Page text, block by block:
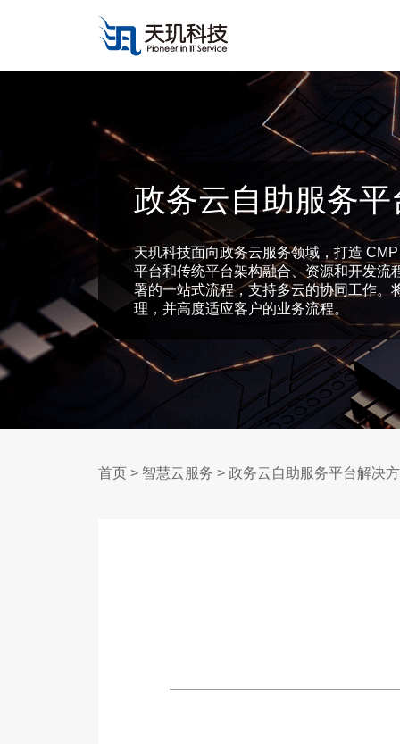
政务云自助服务
天玑科技面向政务云服务领域，打造
平台和传统平台架构融合、资源和开发流
署的一站式流程，支持多云的协同工作。
理，并高度适应客户的业务流程。
首页 > 智慧云服务 > 政务云自助服务平台解决